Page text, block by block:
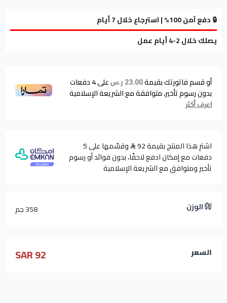
🔒 دفع آمن 100% | استرجاع خلال 7 أيام
يصلك خلال 2-4 أيام عمل
أو قسم فاتورتك بقيمة23.00 ر.س على4دفعات
بدون رسوم تأخير، متوافقة مع الشريعة الإسلامية
اعرف أكثر
اشترِ هذا المنتج بقيمة 92
وقسّمها على 5
دفعات مع إمكان ادفع لاحقًا، بدون فوائد أو رسوم
تأخير ومتوافق مع الشريعة الإسلامية
الوزن 358 جم
السعر 92 SAR